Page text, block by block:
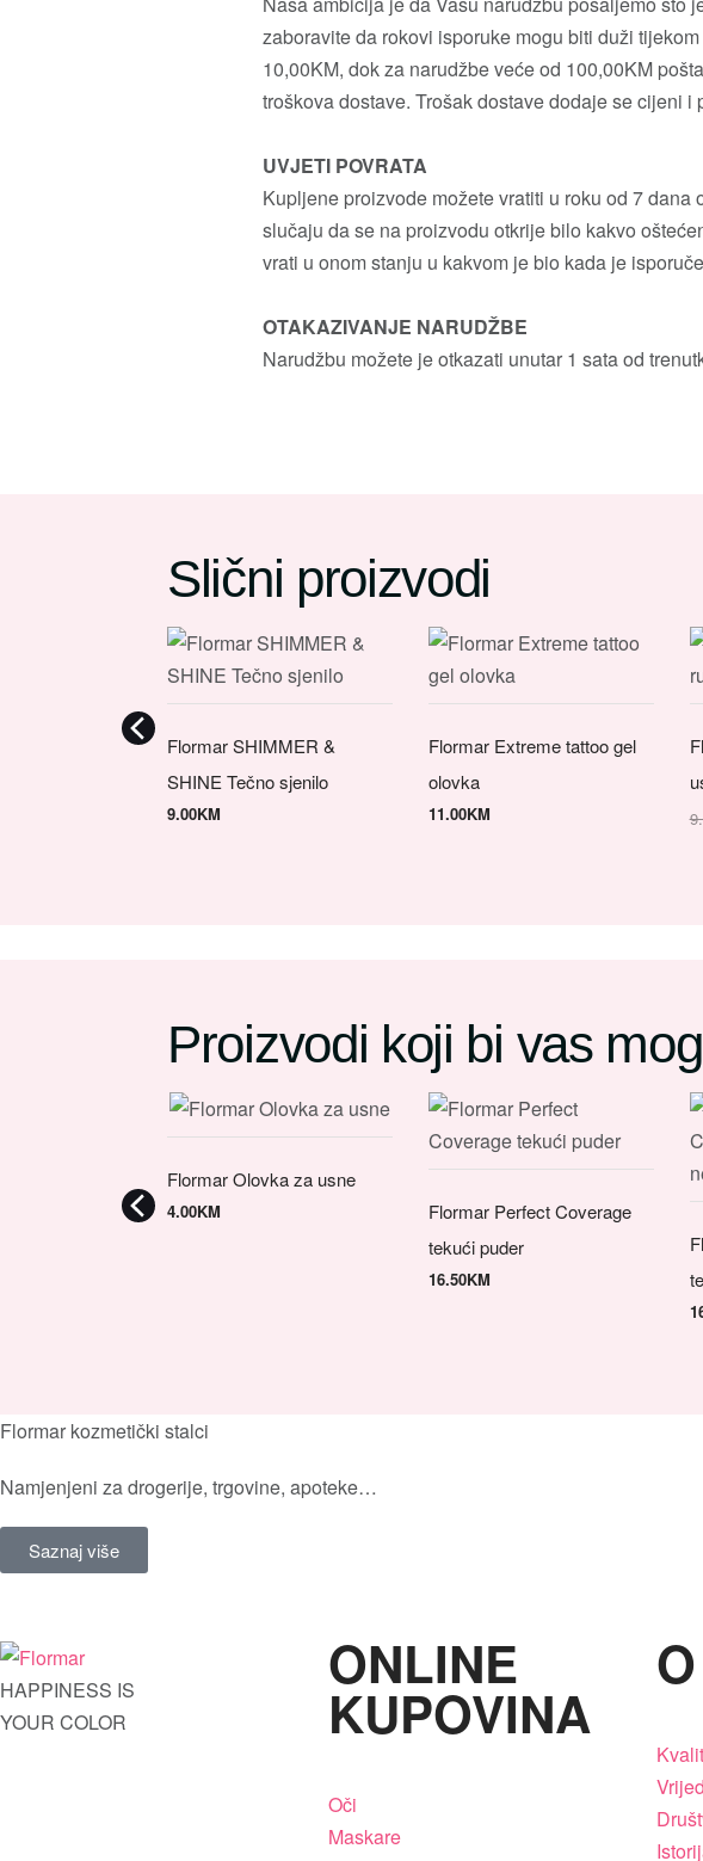
zaboravite da rokovi isporuke mogu biti duži
10,00KM, dok za narudžbe veće od 100,00KM
troškova dostave. Trošak dostave dodaje se cijeni
UVJETI POVRATA
Kupljene proizvode možete vratiti u roku od 7
slučaju da se na proizvodu otkrije bilo kakvo
vrati u onom stanju u kakvom je bio kada je
OTAKAZIVANJE NARUDŽBE
Narudžbu možete je otkazati unutar 1 sata od
Slični proizvodi
Flormar SHIMMER &
SHINE Tečno sjenilo
9.00KM
Flormar Extreme tattoo gel
olovka
11.00KM
Proizvodi koji bi vas
Flormar Olovka za usne
4.00KM
Flormar Perfect Coverage
tekući puder
16.50KM
Flormar kozmetički stalci
Namjenjeni za drogerije, trgovine, apoteke…
Saznaj više
HAPPINESS IS
YOUR COLOR
ONLINE
KUPOVINA
Oči
Maskare